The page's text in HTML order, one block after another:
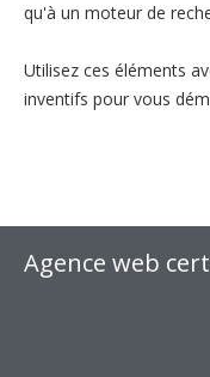
qu'à un moteur de
Utilisez ces éléments
inventifs pour vous
Agence web